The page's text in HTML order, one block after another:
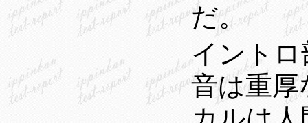
だ。
イント
音は重